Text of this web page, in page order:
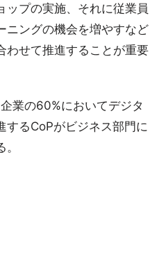
ップの実施、それに従業員
ニングの機会を増やすなど
わせて推進することが重要
業の60%においてデジタ
するCoPがビジネス部門に